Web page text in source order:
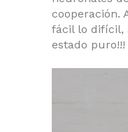
cooperación.
fácil lo difícil,
estado puro!!!